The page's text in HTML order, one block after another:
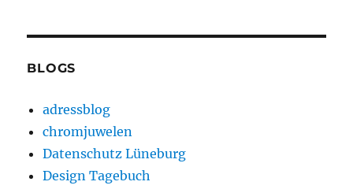
BLOGS
adressblog
chromjuwelen
Datenschutz Lüneburg
Design Tagebuch